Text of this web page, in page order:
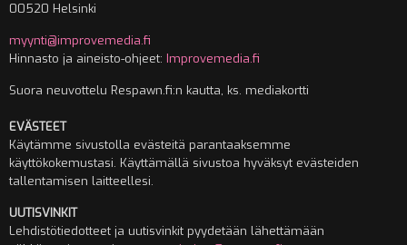
00520 Helsinki
myynti@improvemedia.fi
Hinnasto ja aineisto-ohjeet: Improvemedia.fi
Suora neuvottelu Respawn.fi:n kautta, ks. mediakortti
EVÄSTEET
Käytämme sivustolla evästeitä parantaaksemme
käyttökokemustasi. Käyttämällä sivustoa hyväksyt evästeiden
tallentamisen laitteellesi.
UUTISVINKIT
Lehdistötiedotteet ja uutisvinkit pyydetään lähettämään